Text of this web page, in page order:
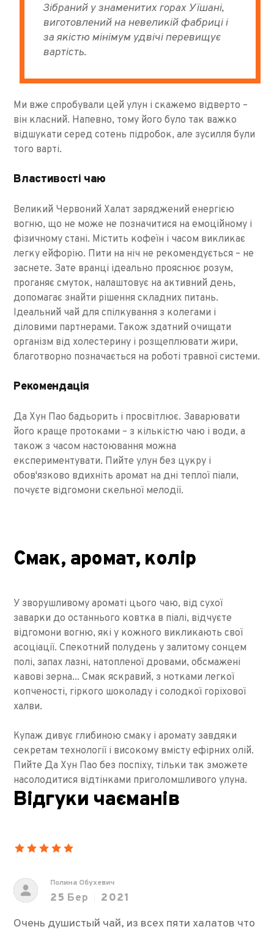
Зібраний у знаменитих горах Уїшані,
виготовлений на невеликій фабриці і
за якістю мінімум удвічі перевищує
вартість.
Ми вже спробували цей улун і скажемо відверто –
він класний. Напевно, тому його було так важко
відшукати серед сотень підробок, але зусилля були
того варті.
Властивості чаю
Великий Червоний Халат заряджений енергією
вогню, що не може не позначитися на емоційному і
фізичному стані. Містить кофеїн і часом викликає
легку ейфорію. Пити на ніч не рекомендується – не
заснете. Зате вранці ідеально прояснює розум,
проганяє смуток, налаштовує на активний день,
допомагає знайти рішення складних питань.
Ідеальний чай для спілкування з колегами і
діловими партнерами. Також здатний очищати
організм від холестерину і розщеплювати жири,
благотворно позначається на роботі травної системи.
Рекомендація
Да Хун Пао бадьорить і просвітлює. Заварювати
його краще протоками – з кількістю чаю і води, а
також з часом настоювання можна
експериментувати. Пийте улун без цукру і
обов'язково вдихніть аромат на дні теплої піали,
почуєте відгомони скельної мелодії.
Смак, аромат, колір
У зворушливому ароматі цього чаю, від сухої
заварки до останнього ковтка в піалі, відчуєте
відгомони вогню, які у кожного викликають свої
асоціації. Спекотний полудень у залитому сонцем
полі, запах лазні, натопленої дровами, обсмажені
кавові зерна... Смак яскравий, з нотками легкої
копченості, гіркого шоколаду і солодкої горіхової
халви.
Купаж дивує глибиною смаку і аромату завдяки
секретам технології і високому вмісту ефірних олій.
Пийте Да Хун Пао без поспіху, тільки так зможете
насолодитися відтінками приголомшливого улуна.
Відгуки чаєманів
Полина Обухевич
25 Бер
2021
Очень душистый чай, из всех пяти халатов что